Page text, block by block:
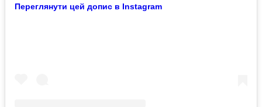
Переглянути цей допис в Instagram